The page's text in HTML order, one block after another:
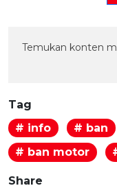
Temukan konten
Tag
# info
# ban
# ban motor
Share